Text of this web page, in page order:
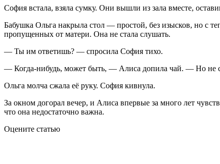
София встала, взяла сумку. Они вышли из зала вместе,
Бабушка Ольга накрыла стол — простой, без изысков, но с
пропущенных от матери. Она не стала слушать.
— Ты им ответишь? — спросила София тихо.
— Когда-нибудь, может быть, — Алиса допила чай. — Но не
Ольга молча сжала её руку. София кивнула.
За окном догорал вечер, и Алиса впервые за много лет
что она недостаточно важна.
Оцените статью